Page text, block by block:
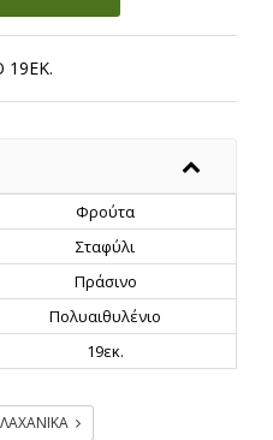
19ΕΚ.
Φρούτα
Σταφύλι
Πράσινο
Πολυαιθυλένιο
19εκ.